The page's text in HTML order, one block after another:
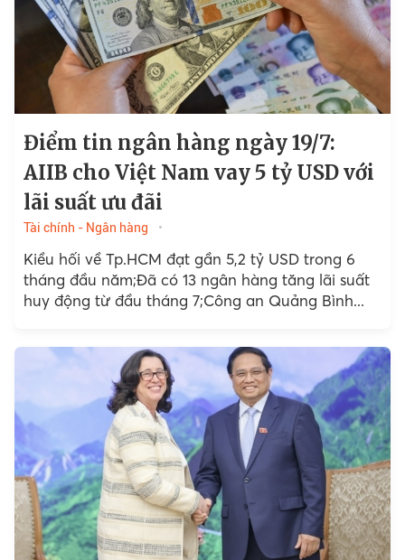
Điểm tin ngân hàng ngày 19/7:
AIIB cho Việt Nam vay 5 tỷ USD với
lãi suất ưu đãi
Tài chính - Ngân hàng
Kiều hối về Tp.HCM đạt gần 5,2 tỷ USD trong 6
tháng đầu năm;Đã có 13 ngân hàng tăng lãi suất
huy động từ đầu tháng 7;Công an Quảng Bình...